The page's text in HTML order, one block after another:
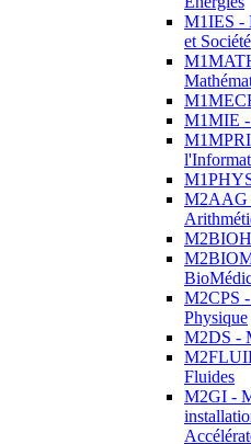
M1IES -
et Société
M1MIE -
M2AAG
M2CPS
Physique
M2DS -
Fluides
M2GI -